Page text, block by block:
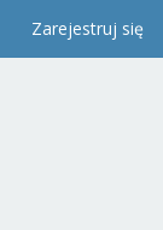
Zarejestruj się